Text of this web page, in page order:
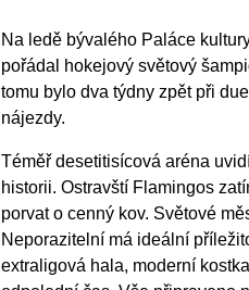
Na ledě bývalého Paláce
pořádal hokejový světový
tomu bylo dva týdny zpět při
nájezdy.
Téměř desetitisícová aréna
historii. Ostravští Flamingos
porvat o cenný kov. Světové
Neporazitelní má ideální
extraligová hala, moderní